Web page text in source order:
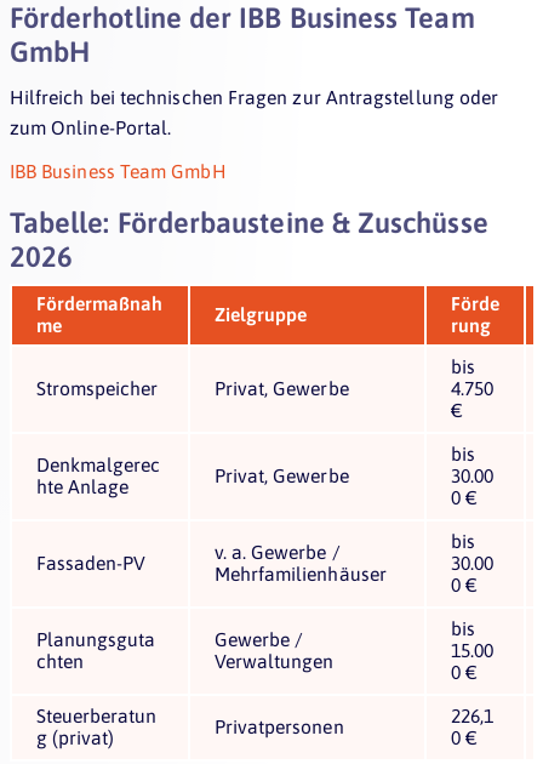
Förderhotline der IBB Business Team
GmbH
Hilfreich bei technischen Fragen zur Antragstellung oder
zum Online-Portal.
IBB Business Team GmbH
Tabelle: Förderbausteine & Zuschüsse
2026
Fördermaßnah
me
Zielgruppe
Förde
rung
Stromspeicher Privat, Gewerbe
bis
4.750
€
Denkmalgerec
hte Anlage
Privat, Gewerbe
bis
30.00
0 €
Fassaden-PV
v. a. Gewerbe /
Mehrfamilienhäuser
bis
30.00
0 €
Planungsguta
chten
Gewerbe /
Verwaltungen
bis
15.00
0 €
Steuerberatun
g (privat)
Privatpersonen
226,1
0 €